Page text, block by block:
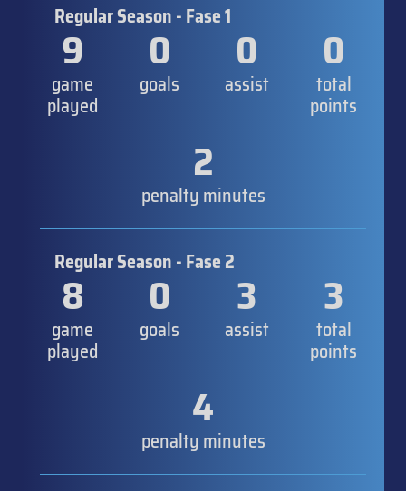
Regular Season - Fase 1
9
game
played
0
goals
0
assist
0
total
points
2
penalty minutes
Regular Season - Fase 2
8
game
played
0
goals
3
assist
3
total
points
4
penalty minutes